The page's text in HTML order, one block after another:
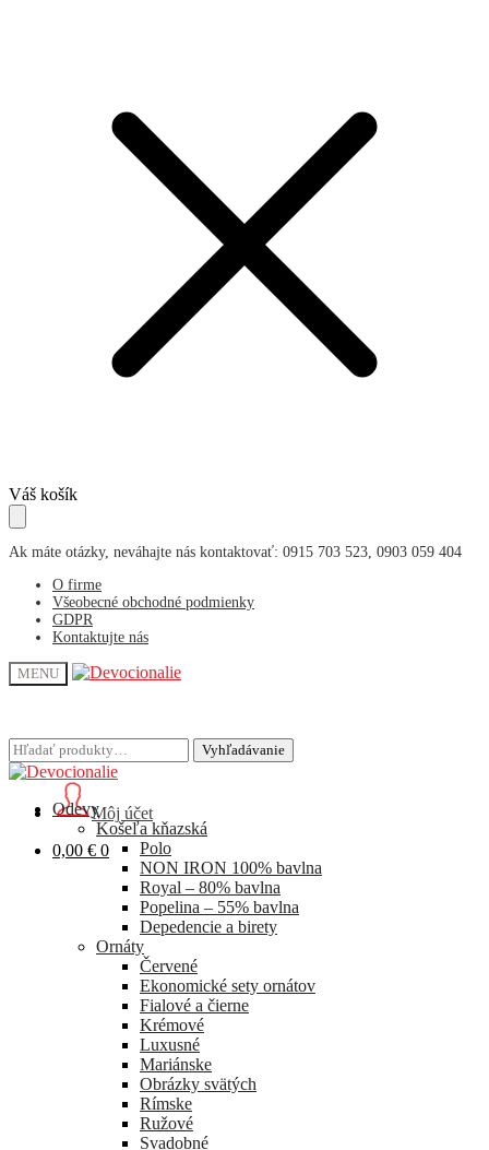
Skip
to
navigation
Skip
to
content
Váš košík
Ak máte otázky, neváhajte nás kontaktovať: 0915 703 523, 0903 059 404
O firme
Všeobecné obchodné podmienky
GDPR
Kontaktujte nás
MENU
Hľadať: Vyhľadávanie
Môj účet
0,00 € 0
Hľadať: Vyhľadávanie
Odevy
Košeľa kňazská
Polo
NON IRON 100% bavlna
Royal – 80% bavlna
Popelina – 55% bavlna
Depedencie a birety
Ornáty
Červené
Ekonomické sety ornátov
Fialové a čierne
Krémové
Luxusné
Mariánske
Obrázky svätých
Rímske
Ružové
Svadobné